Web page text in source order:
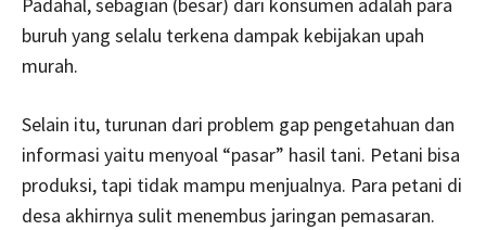
Padahal, sebagian (besar) dari konsumen adalah para
buruh yang selalu terkena dampak kebijakan upah
murah.
Selain itu, turunan dari problem gap pengetahuan dan
informasi yaitu menyoal “pasar” hasil tani. Petani bisa
produksi, tapi tidak mampu menjualnya. Para petani di
desa akhirnya sulit menembus jaringan pemasaran.